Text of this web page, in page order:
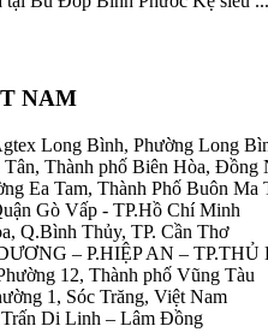
NAM
Long Bình, Phường Long
Thành phố Biên Hòa, Đồng
Ea Tam, Thành Phố Buôn
Gò Vấp - TP.Hồ Chí Minh
Q.Bình Thủy, TP. Cần Thơ
– P.HIỆP AN –
12, Thành phố Vũng Tàu
1, Sóc Trăng, Việt Nam
Di Linh – Lâm Đồng